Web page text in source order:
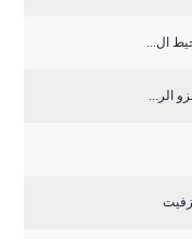
ال...
الر...